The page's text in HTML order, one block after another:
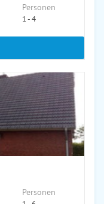
Personen
1 - 4
Personen